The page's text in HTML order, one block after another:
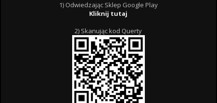
1) Odwiedzając Sklep Google Play
Kliknij tutaj
2) Skanując kod Querty